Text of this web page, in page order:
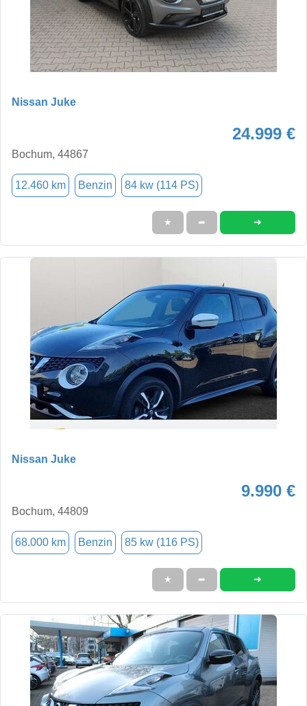
Nissan Juke
24.999 €
Bochum, 44867
12.460 km Benzin 84 kw (114 PS)
★ ➦ ➜
Nissan Juke
9.990 €
Bochum, 44809
68.000 km Benzin 85 kw (116 PS)
★ ➦ ➜